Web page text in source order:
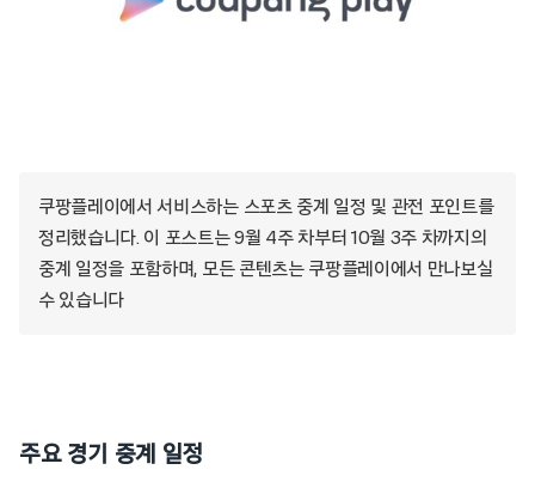
쿠팡플레이에서 서비스하는 스포츠 중계 일정 및 관전 포인트를
정리했습니다. 이 포스트는 9월 4주 차부터 10월 3주 차까지의
중계 일정을 포함하며, 모든 콘텐츠는 쿠팡플레이에서 만나보실
수 있습니다
주요 경기 중계 일정